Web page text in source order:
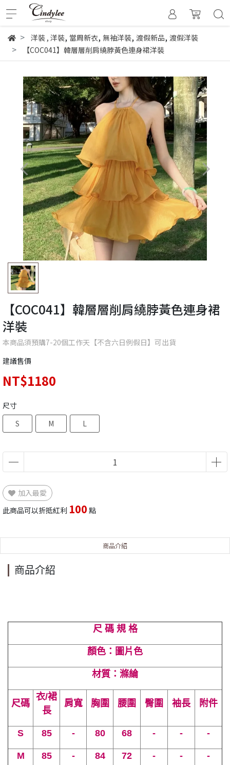
洋裝, 洋裝, 當周新衣, 無袖洋裝, 渡假新品, 渡假洋裝
【COC041】韓層層削肩繞脖黃色連身裙洋裝
【COC041】韓層層削肩繞脖黃色連身裙
洋裝
本商品須預購7-20個工作天【不含六日例假日】可出貨
建議售價
NT$1180
尺寸
S
M L
加入最愛
此商品可以折抵紅利 100 點
商品介紹
商品介紹
尺 碼 規 格
顏色：圖片色
材質：滌綸
尺碼
衣/裙
長
肩寬 胸圍 腰圍 臀圍 袖長 附件
S 85 - 80 68 - - -
M 85 - 84 72 - - -